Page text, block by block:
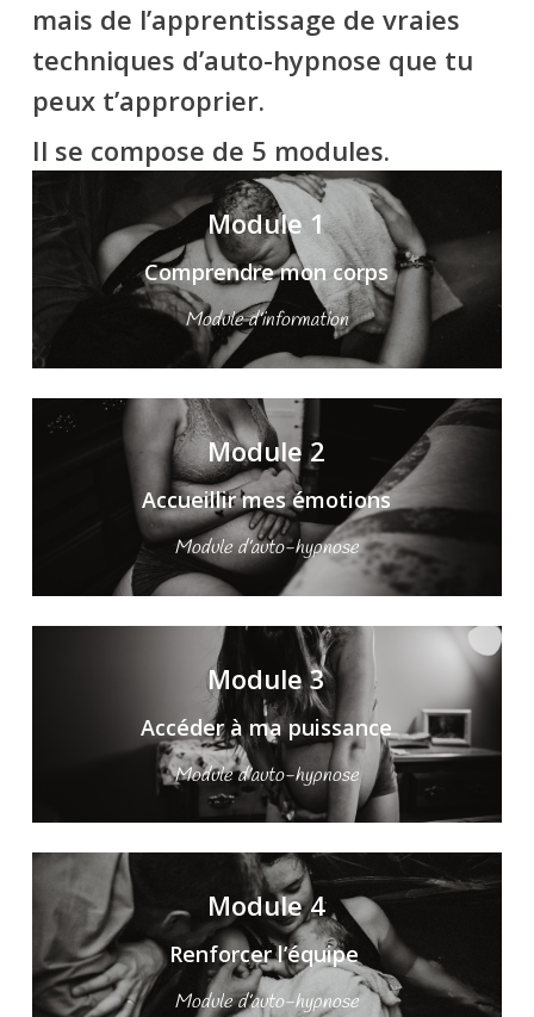
mais de l’apprentissage de vraies
techniques d’auto-hypnose que tu
peux t’approprier.
Il se compose de 5 modules.
Module 1
Comprendre mon corps
Module d’information
Module 2
Accueillir mes émotions
Module d’auto-hypnose
Module 3
Accéder à ma puissance
Module d’auto-hypnose
Module 4
Renforcer l’équipe
Module d’auto-hypnose